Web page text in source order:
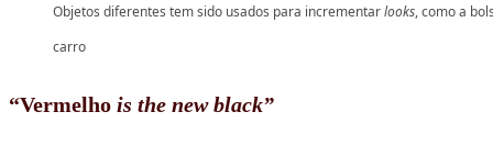
Objetos diferentes tem sido usados para incrementarlooks, como a
carro
“Vermelho is the new black”